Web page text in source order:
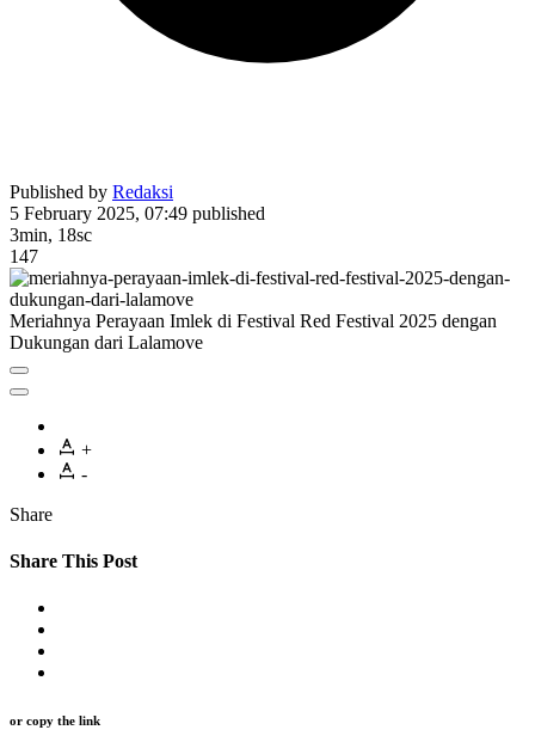
Published by Redaksi
5 February 2025, 07:49 published
3min, 18sc
147
Meriahnya Perayaan Imlek di Festival Red Festival 2025 dengan
Dukungan dari Lalamove
+
-
Share
Share This Post
or copy the link